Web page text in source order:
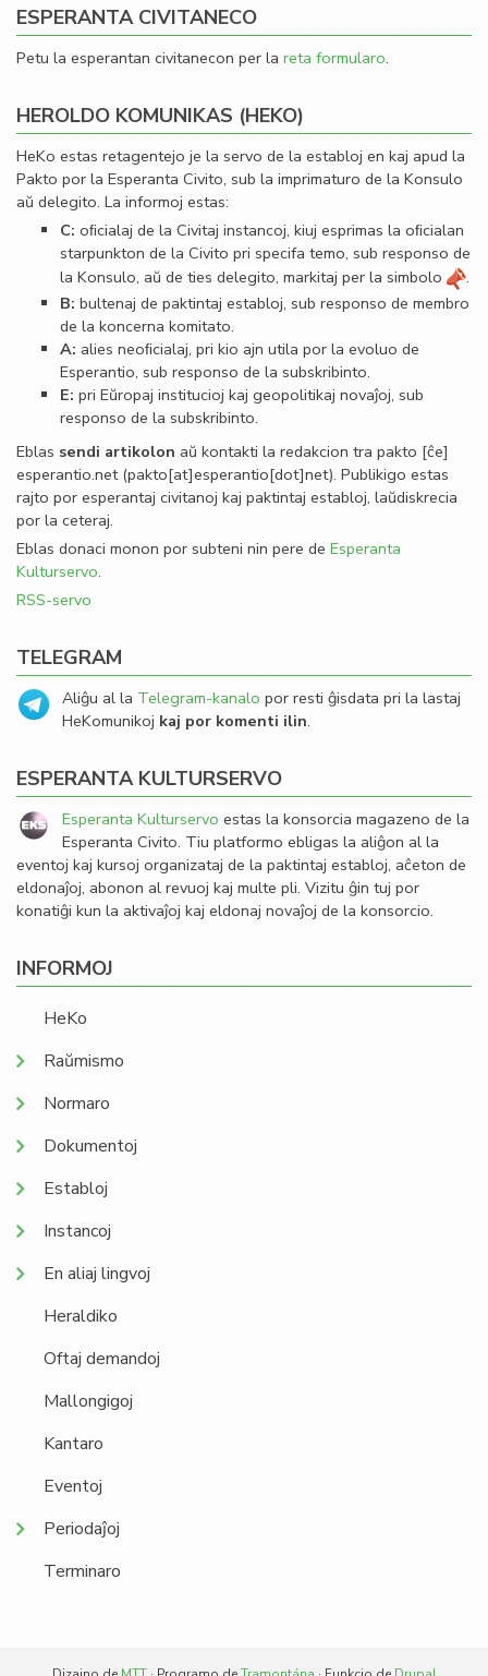
ESPERANTA CIVITANECO
Petu la esperantan civitanecon per la reta formularo.
HEROLDO KOMUNIKAS (HEKO)
HeKo estas retagentejo je la servo de la establoj en kaj apud la
Pakto por la Esperanta Civito, sub la imprimaturo de la Konsulo
aŭ delegito. La informoj estas:
C: oﬁcialaj de la Civitaj instancoj, kiuj esprimas la oﬁcialan
starpunkton de la Civito pri specifa temo, sub responso de
la Konsulo, aŭ de ties delegito, markitaj per la simbolo
.
B: bultenaj de paktintaj establoj, sub responso de membro
de la koncerna komitato.
A: alies neoﬁcialaj, pri kio ajn utila por la evoluo de
Esperantio, sub responso de la subskribinto.
E: pri Eŭropaj institucioj kaj geopolitikaj novaĵoj, sub
responso de la subskribinto.
Eblas sendi artikolon aŭ kontakti la redakcion tra pakto [ĉe]
esperantio.net(pakto[at]esperantio[dot]net). Publikigo estas
rajto por esperantaj civitanoj kaj paktintaj establoj, laŭdiskrecia
por la ceteraj.
Eblas donaci monon por subteni nin pere de Esperanta
Kulturservo.
RSS-servo
TELEGRAM
Aliĝu al la Telegram-kanalo por resti ĝisdata pri la lastaj
HeKomunikoj kaj por komenti ilin.
ESPERANTA KULTURSERVO
Esperanta Kulturservo estas la konsorcia magazeno de la
Esperanta Civito. Tiu platformo ebligas la aliĝon al la
eventoj kaj kursoj organizataj de la paktintaj establoj, aĉeton de
eldonaĵoj, abonon al revuoj kaj multe pli. Vizitu ĝin tuj por
konatiĝi kun la aktivaĵoj kaj eldonaj novaĵoj de la konsorcio.
INFORMOJ
HeKo
Raŭmismo
Normaro
Dokumentoj
Establoj
Instancoj
En aliaj lingvoj
Heraldiko
Oftaj demandoj
Mallongigoj
Kantaro
Eventoj
Periodaĵoj
Terminaro